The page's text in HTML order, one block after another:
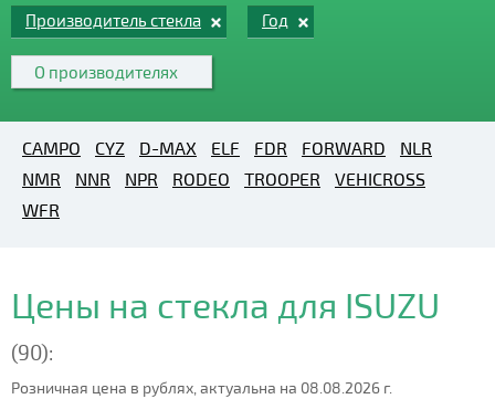
Производитель стекла Год
О производителях
CAMPO CYZ D-MAX ELF FDR FORWARD
NLR
NMR
NNR NPR RODEO TROOPER
VEHICROSS
WFR
Цены на стекла для ISUZU
(90):
Розничная цена в рублях, актуальна на 08.08.2026 г.